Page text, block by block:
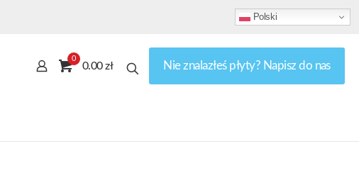
Polski
0
0.00 zł Nie znalazłeś płyty? Napisz do nas